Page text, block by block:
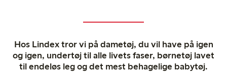
Hos Lindex tror vi på dametøj, du vil have på igen
og igen, undertøj til alle livets faser, børnetøj lavet
til endeløs leg og det mest behagelige babytøj.